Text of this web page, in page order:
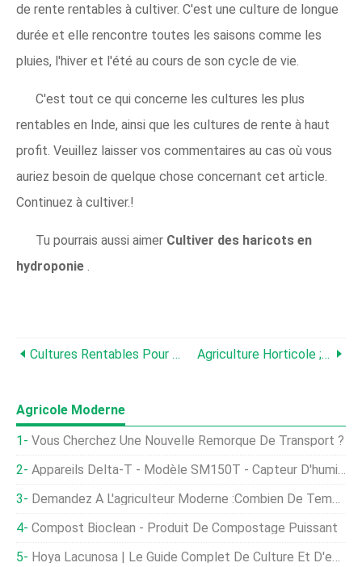
de rente rentables à cultiver. C'est une culture de longue
durée et elle rencontre toutes les saisons comme les
pluies, l'hiver et l'été au cours de son cycle de vie.
C'est tout ce qui concerne les cultures les plus
rentables en Inde, ainsi que les cultures de rente à haut
profit. Veuillez laisser vos commentaires au cas où vous
auriez besoin de quelque chose concernant cet article.
Continuez à cultiver.!
Tu pourrais aussi aimer Cultiver des haricots en
hydroponie
Cultures Rentables Pour L'agriculture Verticale - Un Guide Complet Agriculture Horticole ; Types D'horticulture; Importance
Agricole Moderne
Vous Cherchez Une Nouvelle Remorque De Transport ?
Appareils Delta-T - Modèle SM150T - Capteur D'humidité Et De Température Du Sol
Demandez À L'agriculteur Moderne :combien De Temps Les Plantes À Fruits Vivent-Elles ?
Compost Bioclean - Produit De Compostage Puissant
Hoya Lacunosa | Le Guide Complet De Culture Et D'entretien